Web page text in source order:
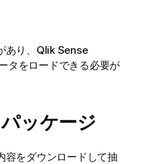
り、 Qlik Sense
タをロードできる必要が
ッケージ
容をダウンロードして抽